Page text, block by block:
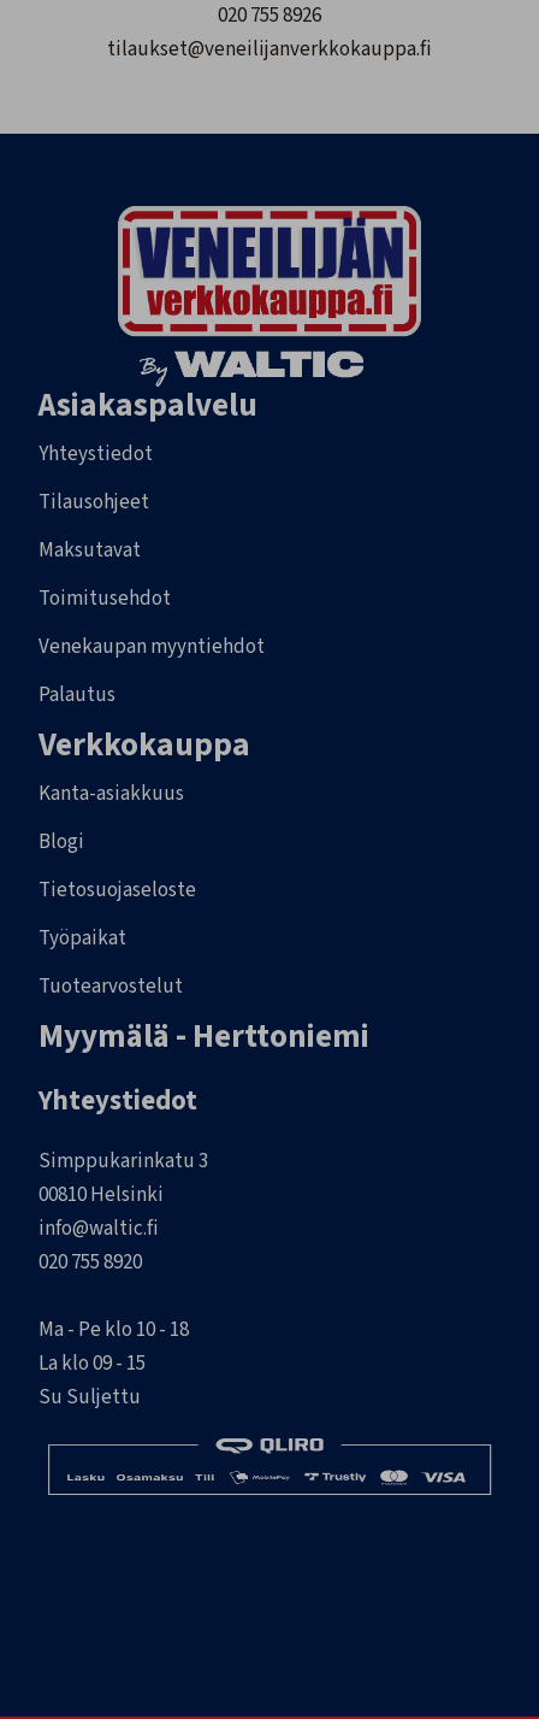
020 755 8926
tilaukset@veneilijanverkkokauppa.fi
Asiakaspalvelu
Yhteystiedot
Tilausohjeet
Maksutavat
Toimitusehdot
Venekaupan myyntiehdot
Palautus
Verkkokauppa
Kanta-asiakkuus
Blogi
Tietosuojaseloste
Työpaikat
Tuotearvostelut
Myymälä - Herttoniemi
Yhteystiedot
Simppukarinkatu 3
00810 Helsinki
info@waltic.fi
020 755 8920
Ma - Pe klo 10 - 18
La klo 09 - 15
Su Suljettu